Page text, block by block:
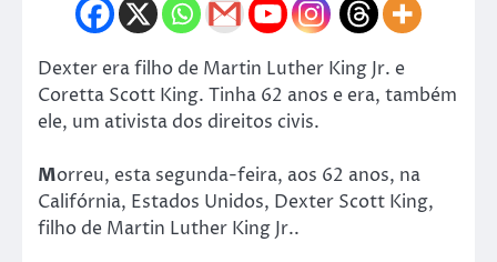
Dexter era filho de Martin Luther King Jr. e
Coretta Scott King. Tinha 62 anos e era, também
ele, um ativista dos direitos civis.
Morreu, esta segunda-feira, aos 62 anos, na
Califórnia, Estados Unidos, Dexter Scott King,
filho de Martin Luther King Jr..